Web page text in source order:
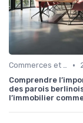
Commerces et Retail •
Comprendre
des parois
l’immobilier